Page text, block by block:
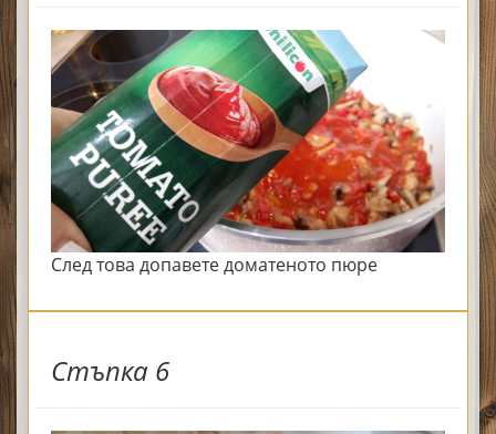
След това допавете доматеното пюре
Стъпка 6